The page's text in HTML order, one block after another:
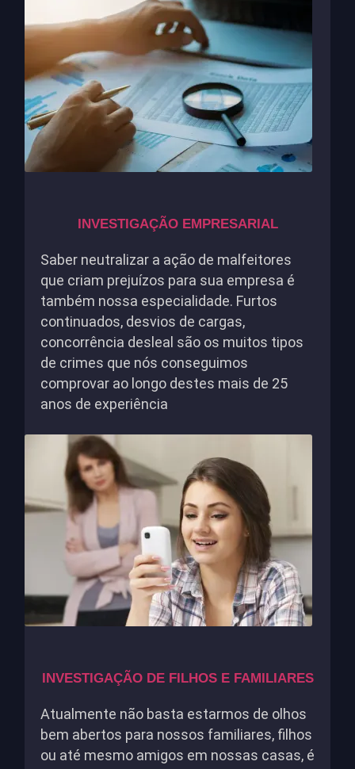
INVESTIGAÇÃO EMPRESARIAL
Saber neutralizar a ação de malfeitores
que criam prejuízos para sua empresa é
também nossa especialidade. Furtos
continuados, desvios de cargas,
concorrência desleal são os muitos tipos
de crimes que nós conseguimos
comprovar ao longo destes mais de 25
anos de experiência
INVESTIGAÇÃO DE FILHOS E FAMILIARES
Atualmente não basta estarmos de olhos
bem abertos para nossos familiares, filhos
ou até mesmo amigos em nossas casas, é